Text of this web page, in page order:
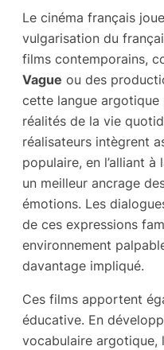
Le cinéma français
vulgarisation du
films contemporains,
Vague ou des
cette langue
réalités de la vie
réalisateurs intègrent
populaire, en l’alliant
un meilleur ancrage
émotions. Les
de ces expressions
environnement
davantage impliqué.
Ces films apportent
éducative. En
vocabulaire argotique,